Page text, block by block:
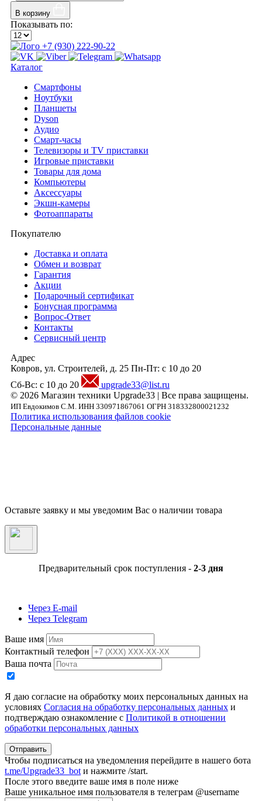
В корзину
Показывать по:
+7 (930) 222-90-22
Каталог
Смартфоны
Ноутбуки
Планшеты
Dyson
Аудио
Смарт-часы
Телевизоры и TV приставки
Игровые приставки
Товары для дома
Компьютеры
Аксесcуары
Экшн-камеры
Фотоаппараты
Покупателю
Доставка и оплата
Обмен и возврат
Гарантия
Акции
Подарочный сертификат
Бонусная программа
Вопрос-Ответ
Контакты
Сервисный центр
Адрес
Ковров, ул. Строителей, д. 25 Пн-Пт: с 10 до 20
Сб-Вс: с 10 до 20
upgrade33@list.ru
© 2026 Магазин техники Upgrade33 | Все права защищены.
ИП Евдокимов С.М. ИНН 330971867061 ОГРН 318332800021232
Политика использования файлов cookie
Персональные данные
Оставьте заявку и мы уведомим Вас о наличии товара
Предварительный срок поступления - 2-3 дня
Через E-mail
Через Telegram
Ваше имя
Контактный телефон
Ваша почта
Я даю согласие на обработку моих персональных данных на
условиях Согласия на обработку персональных данных и
подтверждаю ознакомление с Политикой в отношении
обработки персональных данных
Отправить
Чтобы подписаться на уведомления перейдите в нашего бота
t.me/Upgrade33_bot и нажмите /start.
После этого введите ваше имя в поле ниже
Ваше уникальное имя пользователя в телеграм @username